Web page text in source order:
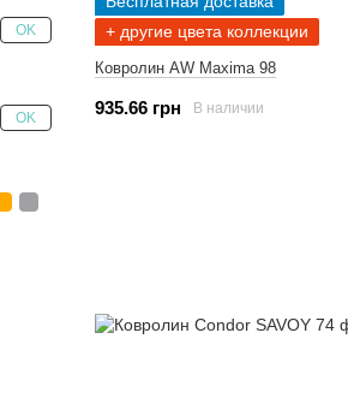
+ другие цвета коллекции
Ковролин AW Maxima 98
935.66 грн В наличии
OK
OK